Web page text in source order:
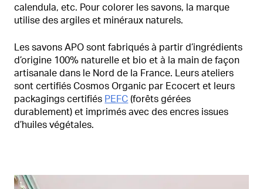
calendula, etc. Pour colorer les savons, la marque
utilise des argiles et minéraux naturels.
Les savons APO sont fabriqués à partir d’ingrédients
d’origine 100% naturelle et bio et à la main de façon
artisanale dans le Nord de la France. Leurs ateliers
sont certifiés Cosmos Organic par Ecocert et leurs
packagings certifiés PEFC (forêts gérées
durablement) et imprimés avec des encres issues
d’huiles végétales.